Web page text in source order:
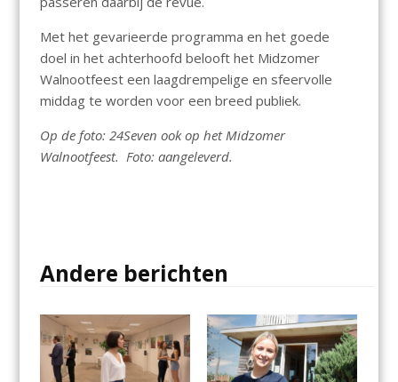
Met het gevarieerde programma en het goede
doel in het achterhoofd belooft het Midzomer
Walnootfeest een laagdrempelige en sfeervolle
middag te worden voor een breed publiek.
Op de foto: 24Seven ook op het Midzomer
Walnootfeest. Foto: aangeleverd.
Andere berichten